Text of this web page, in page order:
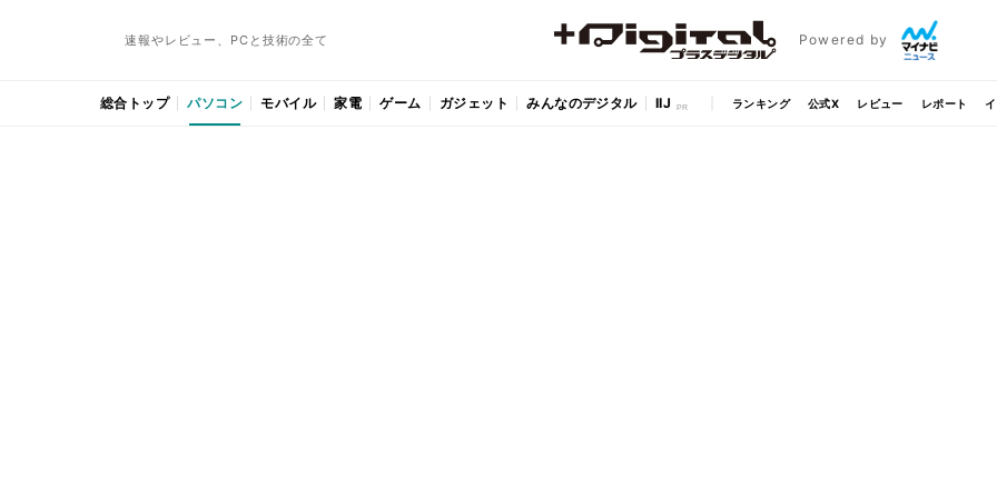
速報やレビュー、PCと技術の全て Powered by
総合トップ パソコン モバイル 家電 ゲーム ガジェット みんなのデジタル IIJ ランキング 公式X レビュー レポート